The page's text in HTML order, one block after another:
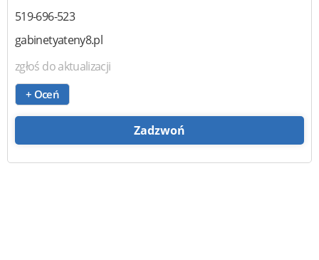
519-696-523
gabinetyateny8.pl
zgłoś do aktualizacji
+ Oceń
Zadzwoń